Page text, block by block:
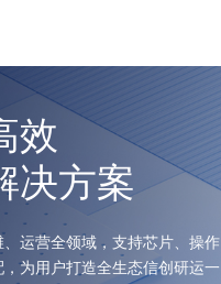
效
决方案
运营全领域，支持芯片、操作
为用户打造全生态信创研运一